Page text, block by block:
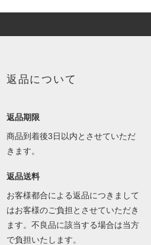
返品について
返品期限
商品到着後3日以内とさせていただ
きます。
返品送料
お客様都合による返品につきまして
はお客様のご負担とさせていただき
ます。不良品に該当する場合は当方
で負担いたします。